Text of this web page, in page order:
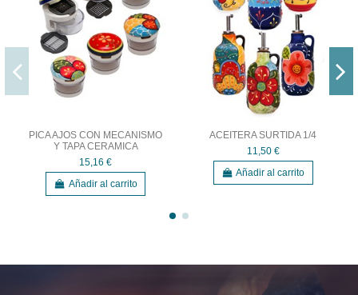
PICA AJOS CON MECANISMO
Y TAPA CERAMICA
15,16 €
Añadir al carrito
ACEITERA SURTIDA 1/4
11,50 €
Añadir al carrito